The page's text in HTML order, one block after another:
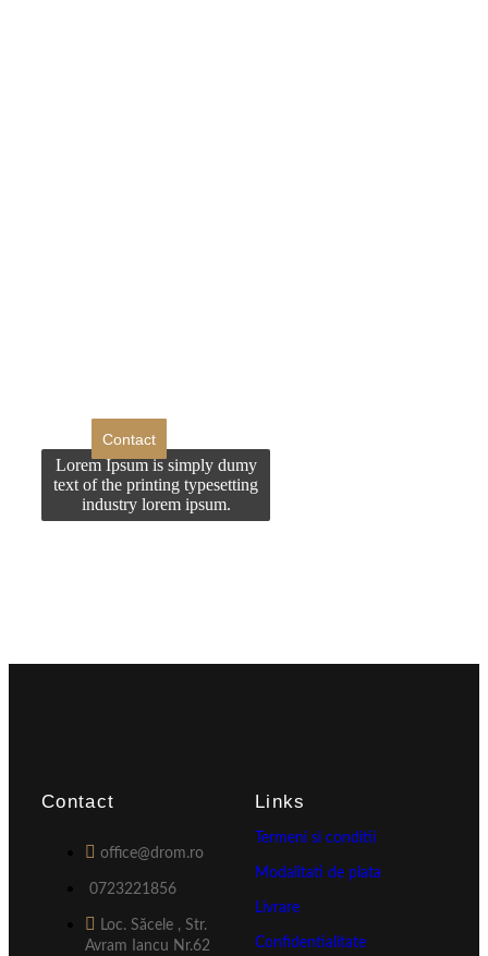
Contact
Lorem Ipsum is simply dumy
text of the printing typesetting
industry lorem ipsum.
Contact
office@drom.ro
0723221856
Loc. Săcele , Str.
Avram Iancu Nr.62
Links
Termeni si conditii
Modalitati de plata
Livrare
Confidentialitate